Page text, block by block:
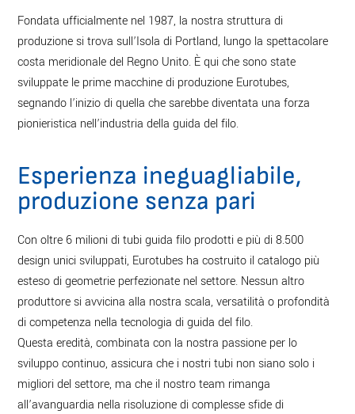
Fondata ufficialmente nel 1987, la nostra struttura di
produzione si trova sull’Isola di Portland, lungo la spettacolare
costa meridionale del Regno Unito. È qui che sono state
sviluppate le prime macchine di produzione Eurotubes,
segnando l’inizio di quella che sarebbe diventata una forza
pionieristica nell’industria della guida del filo.
Esperienza ineguagliabile,
produzione senza pari
Con oltre 6 milioni di tubi guida filo prodotti e più di 8.500
design unici sviluppati, Eurotubes ha costruito il catalogo più
esteso di geometrie perfezionate nel settore. Nessun altro
produttore si avvicina alla nostra scala, versatilità o profondità
di competenza nella tecnologia di guida del filo.
Questa eredità, combinata con la nostra passione per lo
sviluppo continuo, assicura che i nostri tubi non siano solo i
migliori del settore, ma che il nostro team rimanga
all’avanguardia nella risoluzione di complesse sfide di